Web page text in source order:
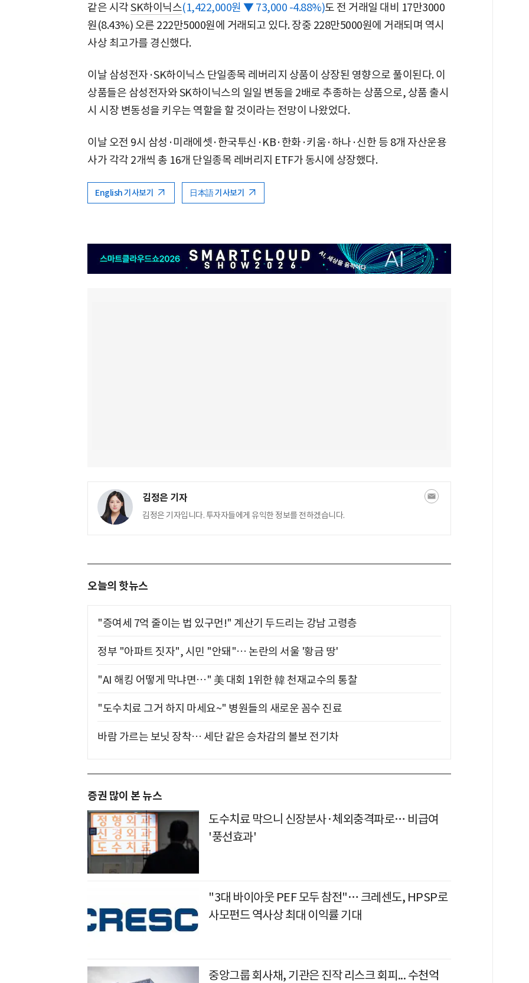
같은 시각SK하이닉스(1,422,000원 ▼ 73,000 -4.88%)도 전 거래일 대비 17만3000
원(8.43%) 오른 222만5000원에 거래되고 있다. 장중 228만5000원에 거래되며 역시
사상 최고가를 경신했다.
이날 삼성전자·SK하이닉스 단일종목 레버리지 상품이 상장된 영향으로 풀이된다. 이
상품들은 삼성전자와 SK하이닉스의 일일 변동을 2배로 추종하는 상품으로, 상품 출시
시 시장 변동성을 키우는 역할을 할 것이라는 전망이 나왔었다.
이날 오전 9시 삼성·미래에셋·한국투신·KB·한화·키움·하나·신한 등 8개 자산운용
사가 각각 2개씩 총 16개 단일종목 레버리지 ETF가 동시에 상장했다.
English 기사보기 日本語 기사보기
김정은 기자
김정은 기자입니다. 투자자들에게 유익한 정보를 전하겠습니다.
오늘의 핫뉴스
"증여세 7억 줄이는 법 있구먼!" 계산기 두드리는 강남 고령층
정부 "아파트 짓자", 시민 "안돼"… 논란의 서울 '황금 땅'
"AI 해킹 어떻게 막냐면…" 美 대회 1위한 韓 천재교수의 통찰
"도수치료 그거 하지 마세요~" 병원들의 새로운 꼼수 진료
바람 가르는 보닛 장착… 세단 같은 승차감의 볼보 전기차
증권 많이 본 뉴스
도수치료 막으니 신장분사·체외충격파로… 비급여
'풍선효과'
"3대 바이아웃 PEF 모두 참전"… 크레센도, HPSP로
사모펀드 역사상 최대 이익률 기대
중앙그룹 회사채, 기관은 진작 리스크 회피... 수천억